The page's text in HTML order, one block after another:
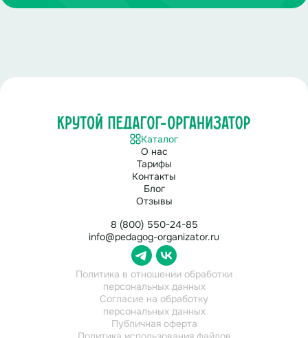
Каталог
О нас
Тарифы
Контакты
Блог
Отзывы
8 (800) 550-24-85
info@pedagog-organizator.ru
Политика в отношении обработки
персональных данных
Согласие на обработку
персональных данных
Публичная оферта